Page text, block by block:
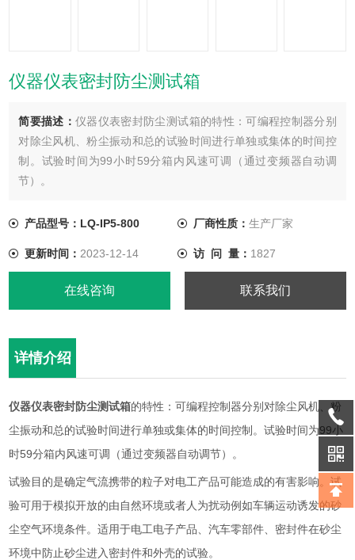
仪器仪表密封防尘测试箱
简要描述： 仪器仪表密封防尘测试箱的特性：可编程控制器分别
对除尘风机、粉尘振动和总的试验时间进行单独或集体的时间控
制。试验时间为99小时59分箱内风速可调（通过变频器自动调
节）。
产品型号：LQ-IP5-800 厂商性质： 生产厂家
更新时间： 2023-12-14 访 问 量： 1827
在线咨询 联系我们
详情介绍
仪器仪表密封防尘测试箱的特性：可编程控制器分别对除尘风机、粉
尘振动和总的试验时间进行单独或集体的时间控制。试验时间为99小
时59分箱内风速可调（通过变频器自动调节）。
试验目的是确定气流携带的粒子对电工产品可能造成的有害影响。试
验可用于模拟开放的由自然环境或者人为扰动例如车辆运动诱发的砂
尘空气环境条件。适用于电工电子产品、汽车零部件、密封件在砂尘
环境中防止砂尘进入密封件和外壳的试验。